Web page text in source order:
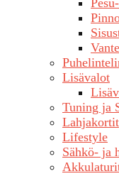
Lisävalot
Tuning ja
Lahjakortit
Lifestyle
Sähkö- ja